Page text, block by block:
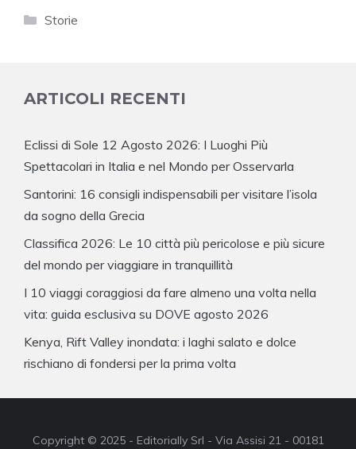
Categorie
Storie
ARTICOLI RECENTI
Eclissi di Sole 12 Agosto 2026: I Luoghi Più
Spettacolari in Italia e nel Mondo per Osservarla
Santorini: 16 consigli indispensabili per visitare l’isola
da sogno della Grecia
Classifica 2026: Le 10 città più pericolose e più sicure
del mondo per viaggiare in tranquillità
I 10 viaggi coraggiosi da fare almeno una volta nella
vita: guida esclusiva su DOVE agosto 2026
Kenya, Rift Valley inondata: i laghi salato e dolce
rischiano di fondersi per la prima volta
Copyright © 2025 - Editorially Srl - Via Assisi 21 - 00181